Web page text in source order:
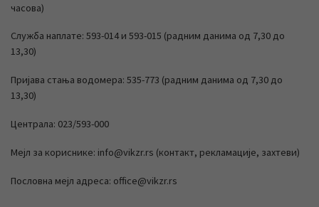
часова)
Служба наплате: 593-014 и 593-015 (радним данима од 7,30 до
13,30)
Пријава стања водомера: 535-773 (радним данима од 7,30 до
13,30)
Централа: 023/593-000
Мејл за кориснике: info@vikzr.rs (контакт, рекламације, захтеви)
Пословна мејл адреса: office@vikzr.rs